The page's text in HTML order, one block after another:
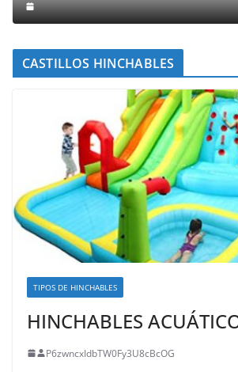
CASTILLOS HINCHABLES
TIPOS DE HINCHABLES
HINCHABLES
P6zwncxIdbTW0Fy3U8cBcOG